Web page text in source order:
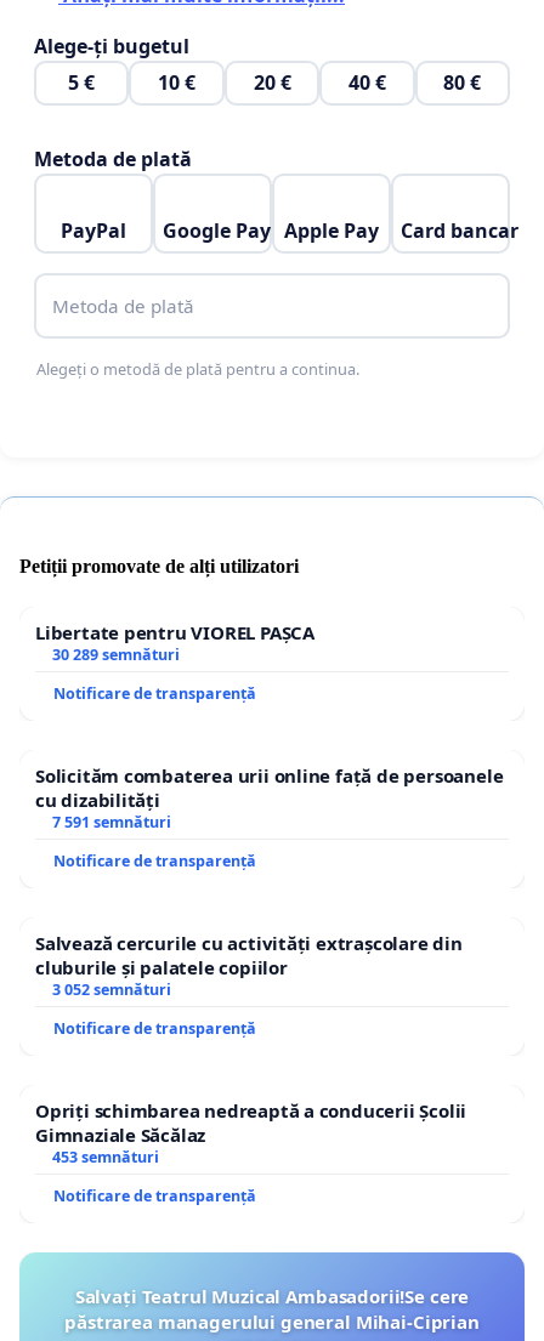
Alege-ți bugetul
5 €
10 € 20 € 40 € 80 €
Metoda de plată
PayPal Google Pay Apple Pay Card bancar
Metoda de plată
Alegeți o metodă de plată pentru a continua.
Petiții promovate de alți utilizatori
Libertate pentru VIOREL PAȘCA
30 289 semnături
Notificare de transparență
Solicităm combaterea urii online față de persoanele
cu dizabilități
7 591 semnături
Notificare de transparență
Salvează cercurile cu activități extrașcolare din
cluburile și palatele copiilor
3 052 semnături
Notificare de transparență
Opriți schimbarea nedreaptă a conducerii Școlii
Gimnaziale Săcălaz
453 semnături
Notificare de transparență
Salvați Teatrul Muzical Ambasadorii!Se cere
păstrarea managerului general Mihai-Ciprian